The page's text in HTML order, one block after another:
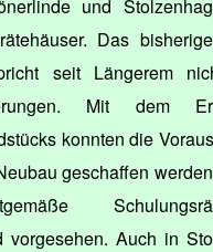
und
Das
seit Längerem
Mit dem
konnten die
geschaffen
vorgesehen. Auch in